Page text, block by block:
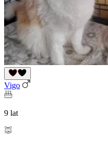
Vigo
9 lat